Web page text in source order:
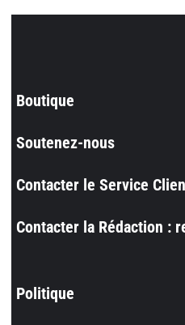
Boutique
Soutenez-nous
Contacter le Service
Contacter la Rédaction :
Politique